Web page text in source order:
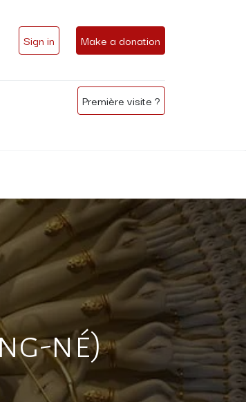
Sign in Make a donation
Première visite ?
né)